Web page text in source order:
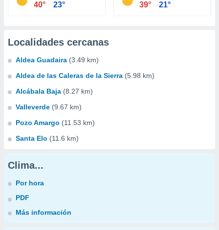
40° 23° 39° 21°
Localidades cercanas
Aldea Guadaira (3.49 km)
Aldea de las Caleras de la Sierra (5.98 km)
Alcábala Baja (8.27 km)
Valleverde (9.67 km)
Pozo Amargo (11.53 km)
Santa Elo (11.6 km)
Clima...
Por hora
PDF
Más información